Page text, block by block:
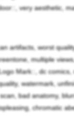
ると言う噂を聞
の下から逃げ出す
り、その衝撃の
ころで偶然出会
かも知れません。
very aesthetic,
artifacts, worst
multiple
Mark::, dc
watermark,
bad anatomy,
chromatic